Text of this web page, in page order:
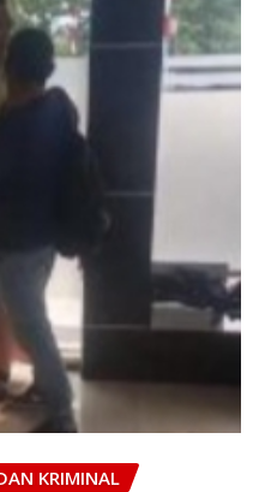
KRIMINAL